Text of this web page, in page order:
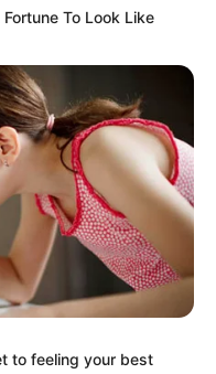
Produksi Max Pictures
filmnya yang diberi
.
tahun lalu tepatnya
Mikha Tambayong,
Putri.
bertetangga dalam satu
dari persahabatan,
To Look Like
to feeling your best